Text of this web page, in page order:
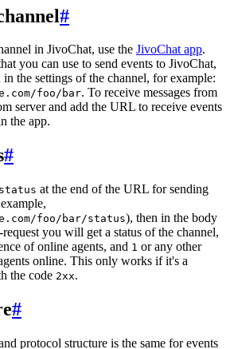
#
in JivoChat, use the JivoChat app.
you can use to send events to JivoChat,
the settings of the channel, for example:
foo/bar. To receive messages from
server and add the URL to receive events
the app.
#
at the end of the URL for sending
foo/bar/status), then in the body
-request you will get a status of the channel,
of online agents, and 1 or any other
online. This only works if it's a
the code 2xx.
#
protocol structure is the same for events